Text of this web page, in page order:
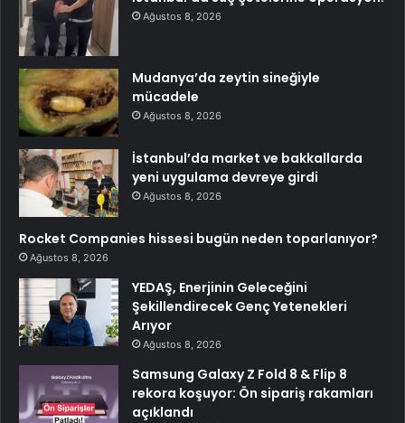
Ağustos 8, 2026
Mudanya’da zeytin sineğiyle
mücadele
Ağustos 8, 2026
İstanbul’da market ve bakkallarda
yeni uygulama devreye girdi
Ağustos 8, 2026
Rocket Companies hissesi bugün neden toparlanıyor?
Ağustos 8, 2026
YEDAŞ, Enerjinin Geleceğini
Şekillendirecek Genç Yetenekleri
Arıyor
Ağustos 8, 2026
Samsung Galaxy Z Fold 8 & Flip 8
rekora koşuyor: Ön sipariş rakamları
açıklandı